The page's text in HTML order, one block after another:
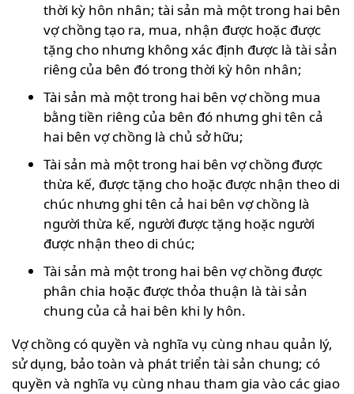
thời kỳ hôn nhân; tài sản mà một trong hai bên
vợ chồng tạo ra, mua, nhận được hoặc được
tặng cho nhưng không xác định được là tài sản
riêng của bên đó trong thời kỳ hôn nhân;
Tài sản mà một trong hai bên vợ chồng mua
bằng tiền riêng của bên đó nhưng ghi tên cả
hai bên vợ chồng là chủ sở hữu;
Tài sản mà một trong hai bên vợ chồng được
thừa kế, được tặng cho hoặc được nhận theo di
chúc nhưng ghi tên cả hai bên vợ chồng là
người thừa kế, người được tặng hoặc người
được nhận theo di chúc;
Tài sản mà một trong hai bên vợ chồng được
phân chia hoặc được thỏa thuận là tài sản
chung của cả hai bên khi ly hôn.
Vợ chồng có quyền và nghĩa vụ cùng nhau quản lý,
sử dụng, bảo toàn và phát triển tài sản chung; có
quyền và nghĩa vụ cùng nhau tham gia vào các giao